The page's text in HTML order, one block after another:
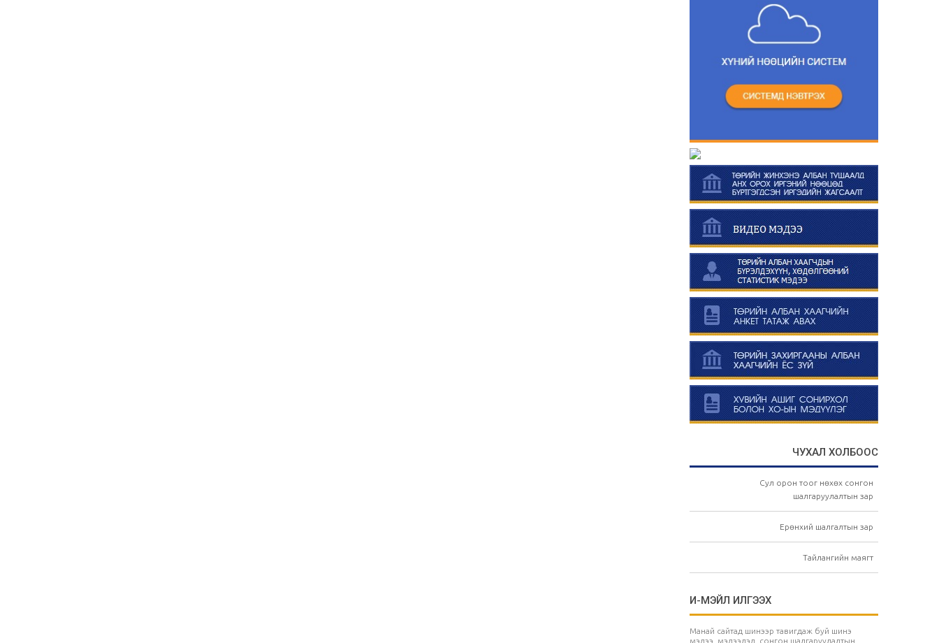
ЧУХАЛ ХОЛБООС
Сул орон тоог нөхөх сонгон
шалгаруулалтын зар
Ерөнхий шалгалтын зар
Тайлангийн маягт
И-МЭЙЛ ИЛГЭЭХ
Манай сайтад шинээр тавигдаж буй шинэ
мэдээ, мэдээлэл, сонгон шалгаруулалтын